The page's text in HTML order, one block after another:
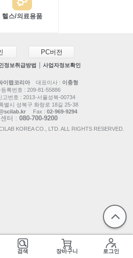
검색 장바구니 로그인
헬스/의료용품
PC버전
정보취급방법 사업자정보확인
이랩코리아대표이사 : 이충형
등록번호 : 209-81-55886
고번호 : 2013-서울성북-00734
별시 성북구 화랑로 18길 25-38
Fax : 02-969-9294
터 : 080-700-9200
KOREA CO., LTD. ALL RIGHTS RESERVED.